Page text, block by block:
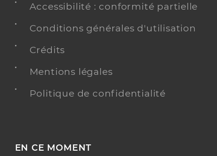
Accessibilité : conformité partielle
Conditions générales d'utilisation
Crédits
Mentions légales
Politique de confidentialité
EN CE MOMENT